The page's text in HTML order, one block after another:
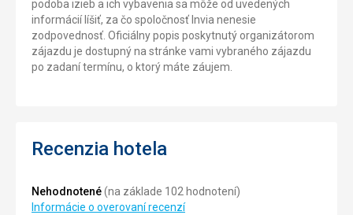
podoba izieb a ich vybavenia sa môže od uvedených
informácií líšiť, za čo spoločnosť Invia nenesie
zodpovednosť. Oficiálny popis poskytnutý organizátorom
zájazdu je dostupný na stránke vami vybraného zájazdu
po zadaní termínu, o ktorý máte záujem.
Recenzia hotela
Nehodnotené(na základe 102 hodnotení)
Informácie o overovaní recenzí